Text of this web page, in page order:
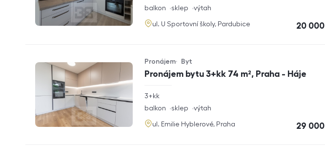
funkce
balkon sklep výtah
adresa
ul. U Sportovní školy, Pardubice cena
20 000
Pronájem bytu 3+kk 74 m², Praha - Háje
Typ nabídky
Pronájem
Typ nemovitosti
Byt
rozměry
3+kk
funkce
balkon sklep výtah
adresa
ul. Emilie Hyblerové, Praha cena
29 000